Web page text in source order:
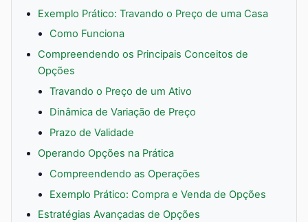
Exemplo Prático: Travando o Preço de uma Casa
Como Funciona
Compreendendo os Principais Conceitos de
Opções
Travando o Preço de um Ativo
Dinâmica de Variação de Preço
Prazo de Validade
Operando Opções na Prática
Compreendendo as Operações
Exemplo Prático: Compra e Venda de Opções
Estratégias Avançadas de Opções